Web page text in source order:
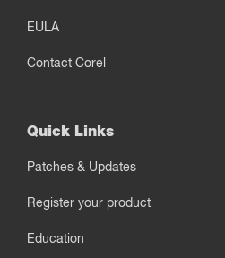
EULA
Contact Corel
Quick Links
Patches & Updates
Register your product
Education